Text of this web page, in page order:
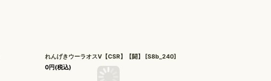
れんげきウーラオスV【CSR】【闘】 [S8b_240]
0円(税込)